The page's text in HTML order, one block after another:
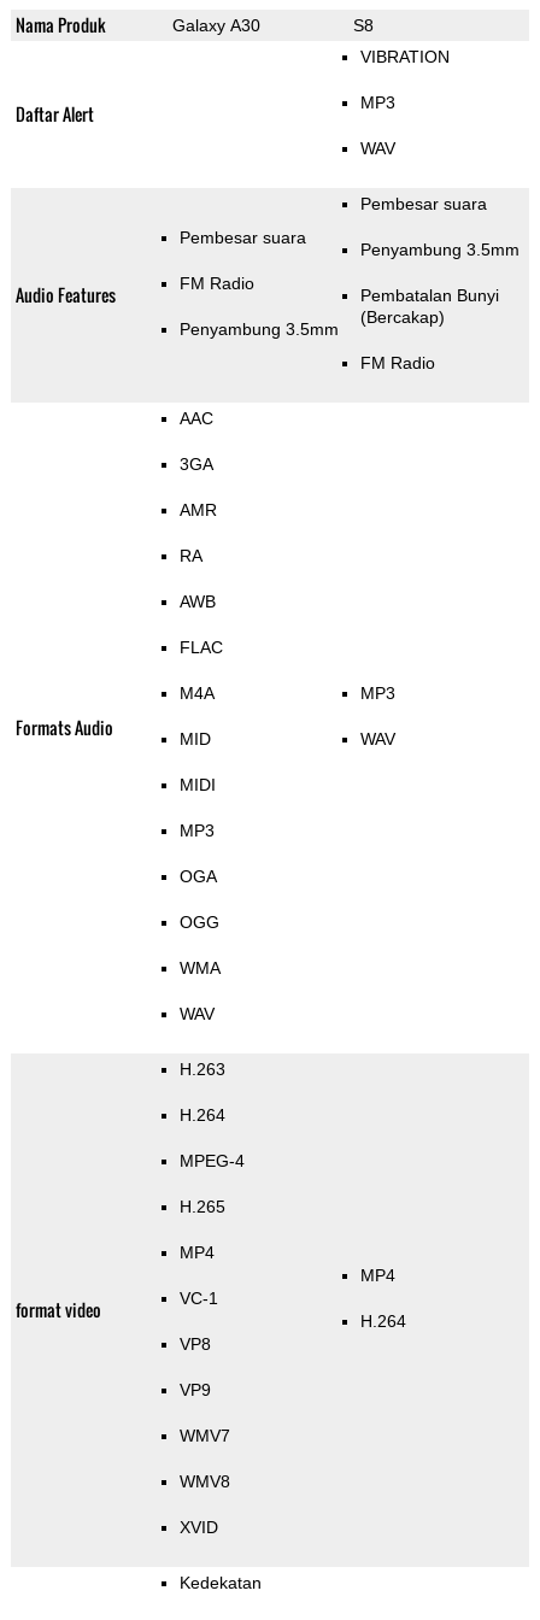
Nama Produk Galaxy A30 S8
Daftar Alert
VIBRATION
MP3
WAV
Audio Features
Pembesar suara
FM Radio
Penyambung 3.5mm
Pembesar suara
Penyambung 3.5mm
Pembatalan Bunyi
(Bercakap)
FM Radio
Formats Audio
AAC
3GA
AMR
RA
AWB
FLAC
M4A
MID
MIDI
MP3
OGA
OGG
WMA
WAV
MP3
WAV
format video
H.263
H.264
MPEG-4
H.265
MP4
VC-1
VP8
VP9
WMV7
WMV8
XVID
MP4
H.264
Kedekatan